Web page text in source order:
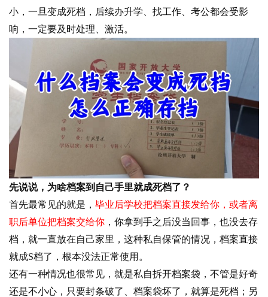
小，一旦变成死档，后续办升学、找工作、考公都会受影
响，一定要及时处理、激活。
先说说，为啥档案到自己手里就成死档了？
首先最常见的就是， 毕业后学校把档案直接发给你，或者离
职后单位把档案交给你 ，你拿到手之后没当回事，也没去存
档，就一直放在自己家里，这种私自保管的情况，档案直接
就成S档了，根本没法正常使用。
还有一种情况也很常见，就是私自拆开档案袋，不管是好奇
还是不小心，只要封条破了、档案袋坏了，就算是死档；另